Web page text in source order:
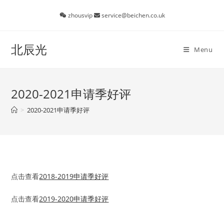
zhousvip service@beichen.co.uk
北辰光 Menu
2020-2021申请季好评
> 2020-2021申请季好评
点击查看2018-2019申请季好评
点击查看2019-2020申请季好评